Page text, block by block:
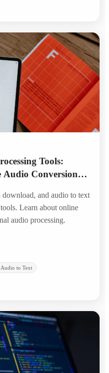
Tools:
Audio Conversion
and audio to text
Learn about online
audio processing.
Audio to Text